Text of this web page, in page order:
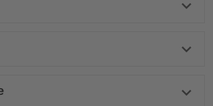


